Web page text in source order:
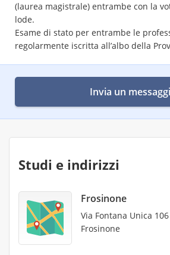
(laurea magistrale) entrambe con la
lode.
Esame di stato per entrambe le
regolarmente iscritta all’albo della
Invia un
Studi e indirizzi
Frosinone
Via Fontana Unica 106
Frosinone